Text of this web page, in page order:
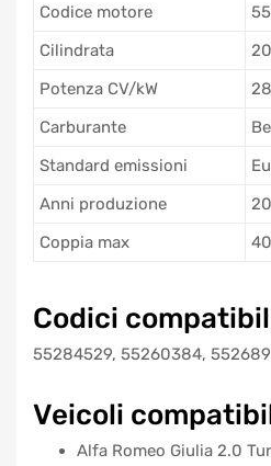
Codice motore
Cilindrata
Potenza CV/kW
Carburante
Standard emissioni
Anni produzione
Coppia max
Codici
55284529, 55260384,
Veicoli
Alfa Romeo Giulia 2.0